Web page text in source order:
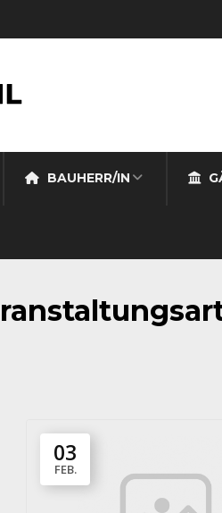
BAUHERR/IN
03
FEB.